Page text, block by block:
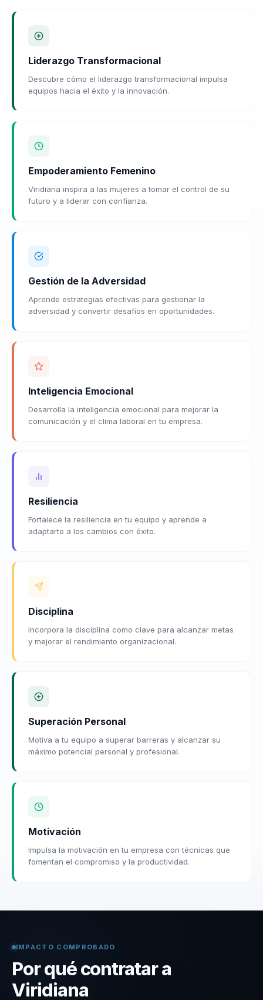
Liderazgo Transformacional
Descubre cómo el liderazgo transformacional impulsa
equipos hacia el éxito y la innovación.
Empoderamiento Femenino
Viridiana inspira a las mujeres a tomar el control de su
futuro y a liderar con confianza.
Gestión de la Adversidad
Aprende estrategias efectivas para gestionar la
adversidad y convertir desafíos en oportunidades.
Inteligencia Emocional
Desarrolla la inteligencia emocional para mejorar la
comunicación y el clima laboral en tu empresa.
Resiliencia
Fortalece la resiliencia en tu equipo y aprende a
adaptarte a los cambios con éxito.
Disciplina
Incorpora la disciplina como clave para alcanzar metas
y mejorar el rendimiento organizacional.
Superación Personal
Motiva a tu equipo a superar barreras y alcanzar su
máximo potencial personal y profesional.
Motivación
Impulsa la motivación en tu empresa con técnicas que
fomentan el compromiso y la productividad.
IMPACTO COMPROBADO
Por qué contratar a
Viridiana